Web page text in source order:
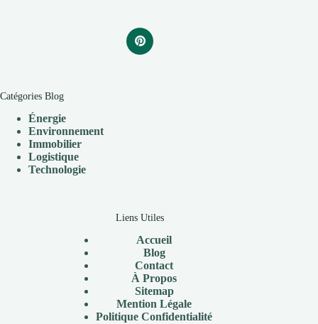
Catégories Blog
Énergie
Environnement
Immobilier
Logistique
Technologie
Liens Utiles
Accueil
Blog
Contact
À Propos
Sitemap
Mention Légale
Politique Confidentialité